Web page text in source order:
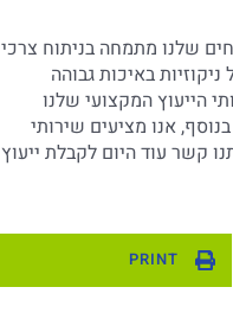
שלנו מתמחה בניתוח צרכי
באיכות גבוהה
הייעוץ המקצועי שלנו
אנו מציעים שירותי
קשר עוד היום לקבלת ייעוץ
PRINT